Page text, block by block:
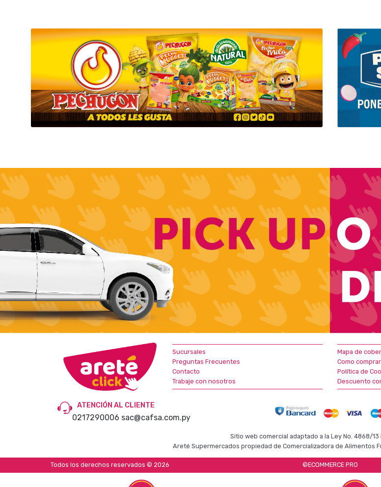
Sucursales
Preguntas Frecuentes
Contacto
Trabaje con nosotros
Mapa de
Como comprar
Política de
Descuento
ATENCIÓN AL CLIENTE
0217290006 sac@cafsa.com.py
Sitio web comercial adaptado a la Ley No. 4868/13
Areté Supermercados propiedad de Comercializadora de Alimentos
Todos los derechos reservados © 2026 ©ECOMMERCE PRO